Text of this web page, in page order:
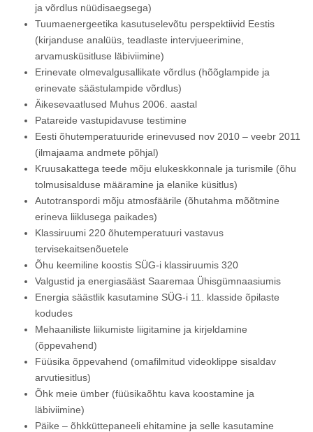
ja võrdlus nüüdisaegsega)
Tuumaenergeetika kasutuselevõtu perspektiivid Eestis
(kirjanduse analüüs, teadlaste intervjueerimine,
arvamusküsitluse läbiviimine)
Erinevate olmevalgusallikate võrdlus (hõõglampide ja
erinevate säästulampide võrdlus)
Äikesevaatlused Muhus 2006. aastal
Patareide vastupidavuse testimine
Eesti õhutemperatuuride erinevused nov 2010 – veebr 2011
(ilmajaama andmete põhjal)
Kruusakattega teede mõju elukeskkonnale ja turismile (õhu
tolmusisalduse määramine ja elanike küsitlus)
Autotranspordi mõju atmosfäärile (õhutahma mõõtmine
erineva liiklusega paikades)
Klassiruumi 220 õhutemperatuuri vastavus
tervisekaitsenõuetele
Õhu keemiline koostis SÜG-i klassiruumis 320
Valgustid ja energiasääst Saaremaa Ühisgümnaasiumis
Energia säästlik kasutamine SÜG-i 11. klasside õpilaste
kodudes
Mehaaniliste liikumiste liigitamine ja kirjeldamine
(õppevahend)
Füüsika õppevahend (omafilmitud videoklippe sisaldav
arvutiesitlus)
Õhk meie ümber (füüsikaõhtu kava koostamine ja
läbiviimine)
Päike – õhkküttepaneeli ehitamine ja selle kasutamine